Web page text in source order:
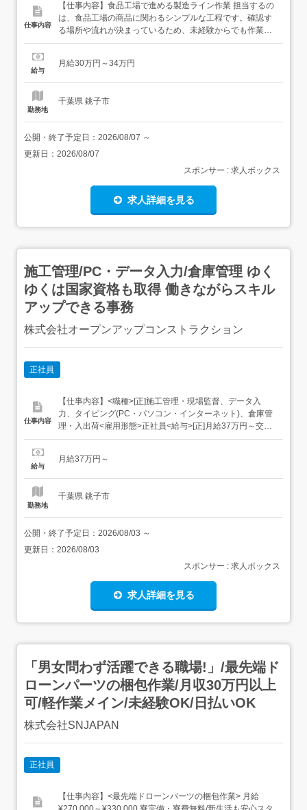
仕事内容
【仕事内容】食品工場で進める製造ライン作業 担当するの
は、食品工場の商品に関わるシンプルな工程です。確認す
る場所や流れが決まっているため、未経験からでも作業の
イメージを持ちやすい内容です。<待遇面のポイント> 月収
らの応募も相談OK住まいの相談ができるため、新しい環境
給与
月給30万円～34万円
勤務地
千葉県 銚子市
公開・終了予定日： 2026/08/07 ～
更新日： 2026/08/07
スポンサー : 求人ボックス
求人詳細を見る
施工管理/PC・データ入力/倉庫管理 ゆく
ゆくは国家資格も取得 働きながらスキル
アップできる事務
株式会社オープンアップコンストラクション
正社員
仕事内容
【仕事内容】<職種>[正]施工管理・現場監督、データ入
力、タイピング(PC・パソコン・インターネット)、倉庫管
理・入出荷<雇用形態>正社員<給与>[正]月給37万円～交通
費:全額支給 [正]には、固定残業代:49,143円 20時間相当分
代をお支払いします。 試用期間:3ヶ月/正社員/月給37万円
給与
月給37万円～
勤務地
千葉県 銚子市
公開・終了予定日： 2026/08/03 ～
更新日： 2026/08/03
スポンサー : 求人ボックス
求人詳細を見る
「男女問わず活躍できる職場!」/最先端ド
ローンパーツの梱包作業/月収30万円以上
可/軽作業メイン/未経験OK/日払いOK
株式会社SNJAPAN
正社員
【仕事内容】<最先端ドローンパーツの梱包作業> 月給